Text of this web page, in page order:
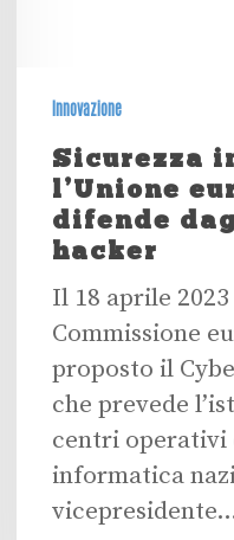
Innovazione
Sicurezza
l’Unione
difende
hacker
Il 18 aprile
Commissione
proposto il
che prevede
centri operativi
informatica